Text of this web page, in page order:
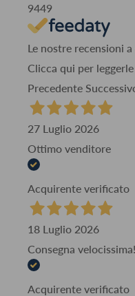
9449
Le nostre recensioni a
Clicca qui per
Precedente
27 Luglio 2026
Ottimo venditore
Acquirente verificato
18 Luglio 2026
Consegna
Acquirente verificato